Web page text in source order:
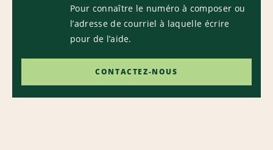
Pour connaître le numéro à composer ou
l’adresse de courriel à laquelle écrire
pour de l’aide.
CONTACTEZ-NOUS